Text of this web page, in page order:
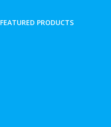
FEATURED PRODUCTS